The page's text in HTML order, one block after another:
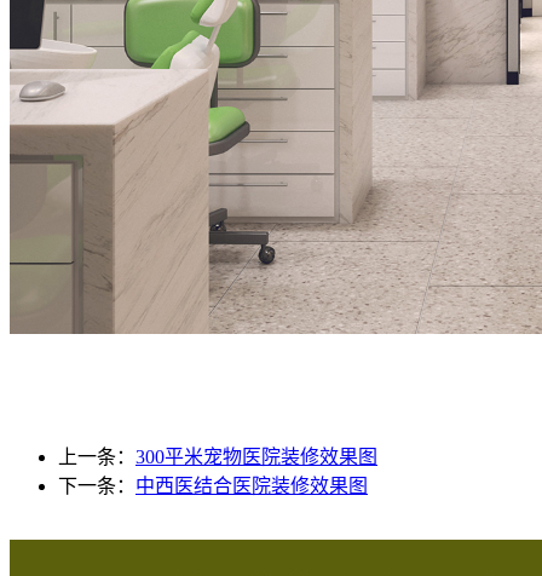
上一条： 300平米宠物医院装修效果图
下一条： 中西医结合医院装修效果图